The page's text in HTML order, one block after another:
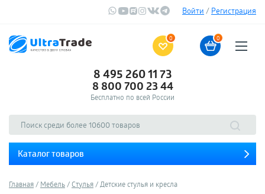
Войти / Регистрация
0 0
8 495 260 11 73
8 800 700 23 44
Бесплатно по всей России
Каталог товаров
Главная Мебель Стулья Детские стулья и кресла